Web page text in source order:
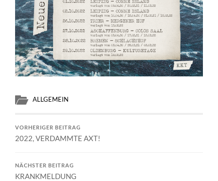
ALLGEMEIN
VORHERIGER BEITRAG
2022, VERDAMMTE AXT!
NÄCHSTER BEITRAG
KRANKMELDUNG